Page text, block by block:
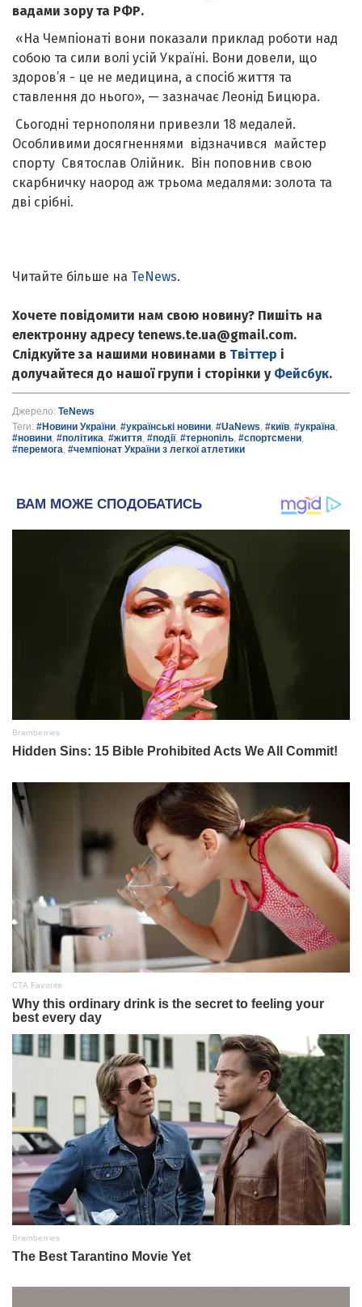
вадами зору та РФР.
«На Чемпіонаті вони показали приклад роботи над
собою та сили волі усій Україні. Вони довели, що
здоров’я - це не медицина, а спосіб життя та
ставлення до нього», — зазначає Леонід Бицюра.
Сьогодні тернополяни привезли 18 медалей.
Особливими досягненнями відзначився майстер
спорту Святослав Олійник. Він поповнив свою
скарбничку наород аж трьома медалями: золота та
дві срібні.
Читайте більше на TeNews.
Хочете повідомити нам свою новину? Пишіть на
електронну адресу tenews.te.ua@gmail.com.
Слідкуйте за нашими новинами в Твіттер і
долучайтеся до нашої групи і сторінки у Фейсбук.
Джерело: TeNews
Теги: #Новини України, #українські новини, #UaNews, #київ, #україна,
#новини, #політика, #життя, #події, #тернопіль, #спортсмени,
#перемога, #чемпіонат України з легкої атлетики